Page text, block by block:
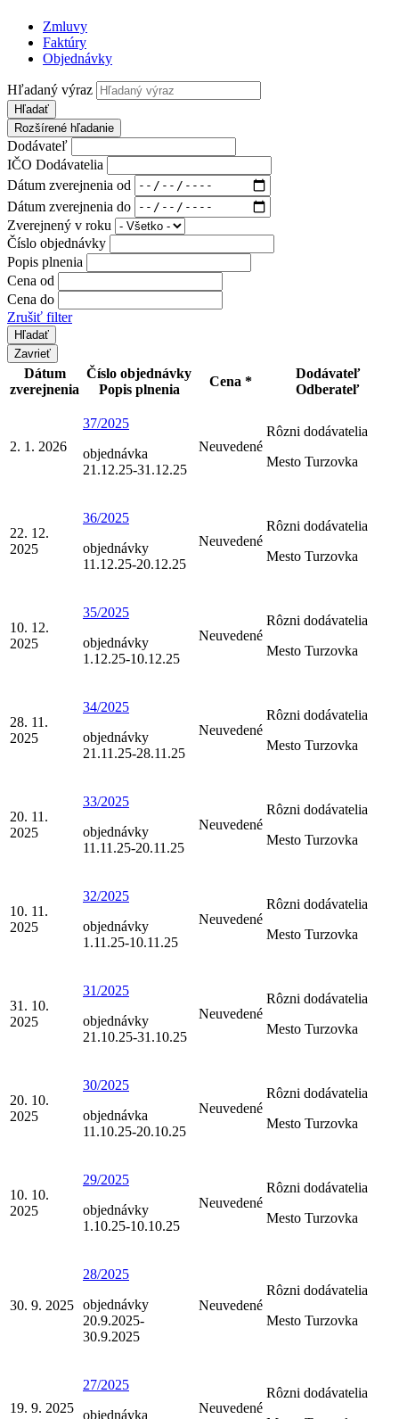
Zmluvy
Faktúry
Objednávky
Hľadaný výraz
Hľadať
Rozšírené hľadanie
Dodávateľ
IČO Dodávatelia
Dátum zverejnenia od
Dátum zverejnenia do
Zverejnený v roku
Číslo objednávky
Popis plnenia
Cena od
Cena do
Zrušiť filter
Zavrieť
Dátum
zverejnenia
Číslo objednávky
Popis plnenia
Cena *
Dodávateľ
Odberateľ
2. 1. 2026
37/2025
objednávka
21.12.25-31.12.25
Neuvedené
Rôzni dodávatelia
Mesto Turzovka
22. 12.
2025
36/2025
objednávky
11.12.25-20.12.25
Neuvedené
Rôzni dodávatelia
Mesto Turzovka
10. 12.
2025
35/2025
objednávky
1.12.25-10.12.25
Neuvedené
Rôzni dodávatelia
Mesto Turzovka
28. 11.
2025
34/2025
objednávky
21.11.25-28.11.25
Neuvedené
Rôzni dodávatelia
Mesto Turzovka
20. 11.
2025
33/2025
objednávky
11.11.25-20.11.25
Neuvedené
Rôzni dodávatelia
Mesto Turzovka
10. 11.
2025
32/2025
objednávky
1.11.25-10.11.25
Neuvedené
Rôzni dodávatelia
Mesto Turzovka
31. 10.
2025
31/2025
objednávky
21.10.25-31.10.25
Neuvedené
Rôzni dodávatelia
Mesto Turzovka
20. 10.
2025
30/2025
objednávka
11.10.25-20.10.25
Neuvedené
Rôzni dodávatelia
Mesto Turzovka
10. 10.
2025
29/2025
objednávky
1.10.25-10.10.25
Neuvedené
Rôzni dodávatelia
Mesto Turzovka
30. 9. 2025
28/2025
objednávky
20.9.2025-
30.9.2025
Neuvedené
Rôzni dodávatelia
Mesto Turzovka
19. 9. 2025
27/2025
objednávka
Neuvedené
Rôzni dodávatelia